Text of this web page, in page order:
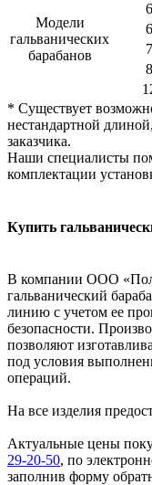
Модели
гальванических
барабанов
* Существует
нестандартной
заказчика.
Наши специалисты
комплектации
Купить
В компании ООО
гальванический
линию с учетом ее
безопасности.
позволяют
под условия
операций.
На все изделия
Актуальные цены
29-20-50, по
заполнив форму